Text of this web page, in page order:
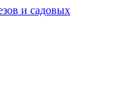
и садовых